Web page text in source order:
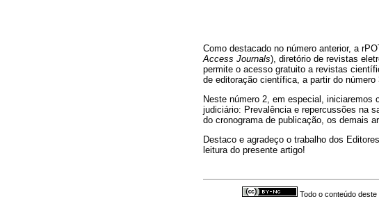
Como destacado no número anterior, a
Access Journals), diretório de revistas
permite o acesso gratuito a revistas
de editoração científica, a partir do
Neste número 2, em especial,
judiciário: Prevalência e repercussões na
do cronograma de publicação, os demais
Destaco e agradeço o trabalho dos
leitura do presente artigo!
Todo o conteúdo